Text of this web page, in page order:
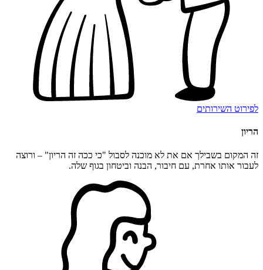
לפירוט השירותים
הריון
זה המקום בשבילך אם את לא מוכנה לסבול "כי ככה זה הריון" – ורוצה
לעבור אותו אחרת, עם חיבור, הבנה וביטחון בגוף שלה.